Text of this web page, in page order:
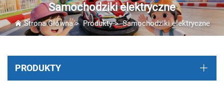
Samochodziki elektryczne
Strona Główna>Produkty>Samochodziki elektryczne
PRODUKTY